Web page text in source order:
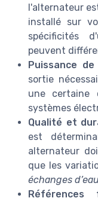
l'alternateur
installé sur
spécificités
peuvent
Puissance
sortie
une certaine
systèmes
Qualité et
est
alternateur
que les
échanges d’eau